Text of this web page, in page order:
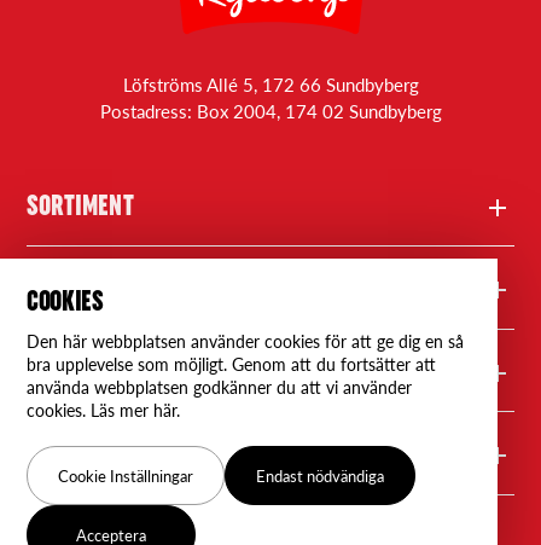
COOKIES
Den här webbplatsen använder cookies för att ge dig en så
bra upplevelse som möjligt. Genom att du fortsätter att
använda webbplatsen godkänner du att vi använder
cookies. Läs mer här.
Cookie Inställningar Endast nödvändiga
Acceptera
Löfströms Allé 5, 172 66 Sundbyberg
Postadress: Box 2004, 174 02 Sundbyberg
SORTIMENT
Recept
Rydbergs Professional
FRÅGOR
Kontakta oss
Våra återförsäljare
RYDBERGS
Om oss
Nyheter
FÖLJ OSS
Facebook